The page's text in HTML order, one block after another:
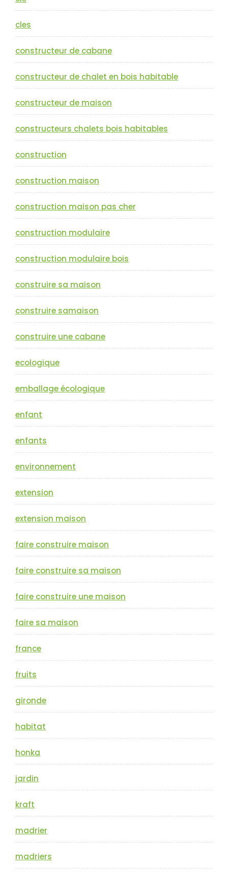
cles
constructeur de cabane
constructeur de chalet en bois habitable
constructeur de maison
constructeurs chalets bois habitables
construction
construction maison
construction maison pas cher
construction modulaire
construction modulaire bois
construire sa maison
construire samaison
construire une cabane
ecologique
emballage écologique
enfant
enfants
environnement
extension
extension maison
faire construire maison
faire construire sa maison
faire construire une maison
faire sa maison
france
fruits
gironde
habitat
honka
jardin
kraft
madrier
madriers